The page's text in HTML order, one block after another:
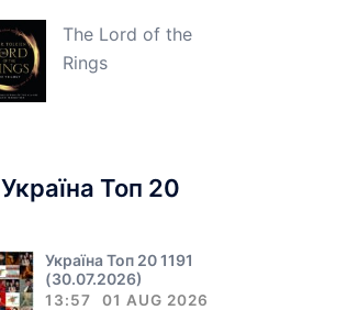
The Lord of the
Rings
Україна Топ 20
Україна Топ 20 1191
(30.07.2026)
13:57 01 AUG 2026